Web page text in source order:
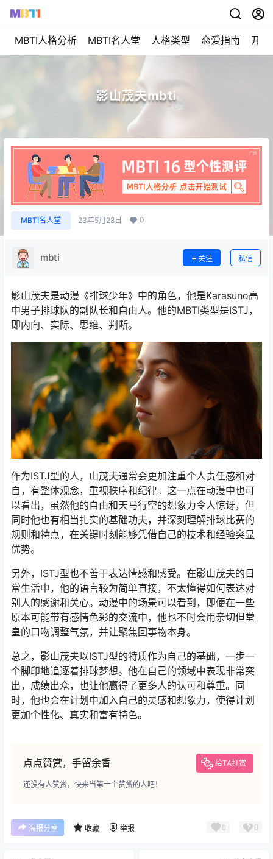
MBTI人格分析 MBTI名人堂 人格类型 恋爱指南 开始
影山茂夫mbti
MBTI名人堂 23年5月28日 0
mbti 关注 私信
影山茂夫是动漫《排球少年》中的角色，他是Karasuno高
中男子排球队的副队长和自由人。他的MBTI类型是ISTJ，
即内向、实际、思维、判断。
作为ISTJ型的人，山茂夫通常会更加注重个人责任感和对
自，有整体观念，重视秩序和纪律。这一点在动漫中也可
以看出，虽然他的自由和天马行空的想象力令人惊讶，但
同时他也有相当扎实的基础功夫，并深刻理解排球比赛的
规则和特点，在关键时刻能够凭借自己的技术和经验突显
优势。
另外，ISTJ型也不善于表达情感和感受。在影山茂夫的日
常生活中，他的语言较为简单直接，不太懂得如何表达对
别人的感谢和关心。动漫中的场景可以看到，即便在一些
原本可能带有感情色彩的交流中，他也不时会用亲切但堂
皇的口吻调整气氛，并让聚焦回事物本身。
总之，影山茂夫以ISTJ型的特质作为自己的基础，一步一
个脚印地追逐着排球梦想。他在自己的领域中表现非常突
出，成绩出众，也让他赢得了更多人的认可和尊重。同
时，他也会在计划中加入自己的灵感和想象力，使得计划
更加个性化、真实和富有特色。
点点赞赏，手留余香 给TA打赏
还没有人赞赏，快来当第一个赞赏的人吧！
海报分享 收藏 举报 0 0